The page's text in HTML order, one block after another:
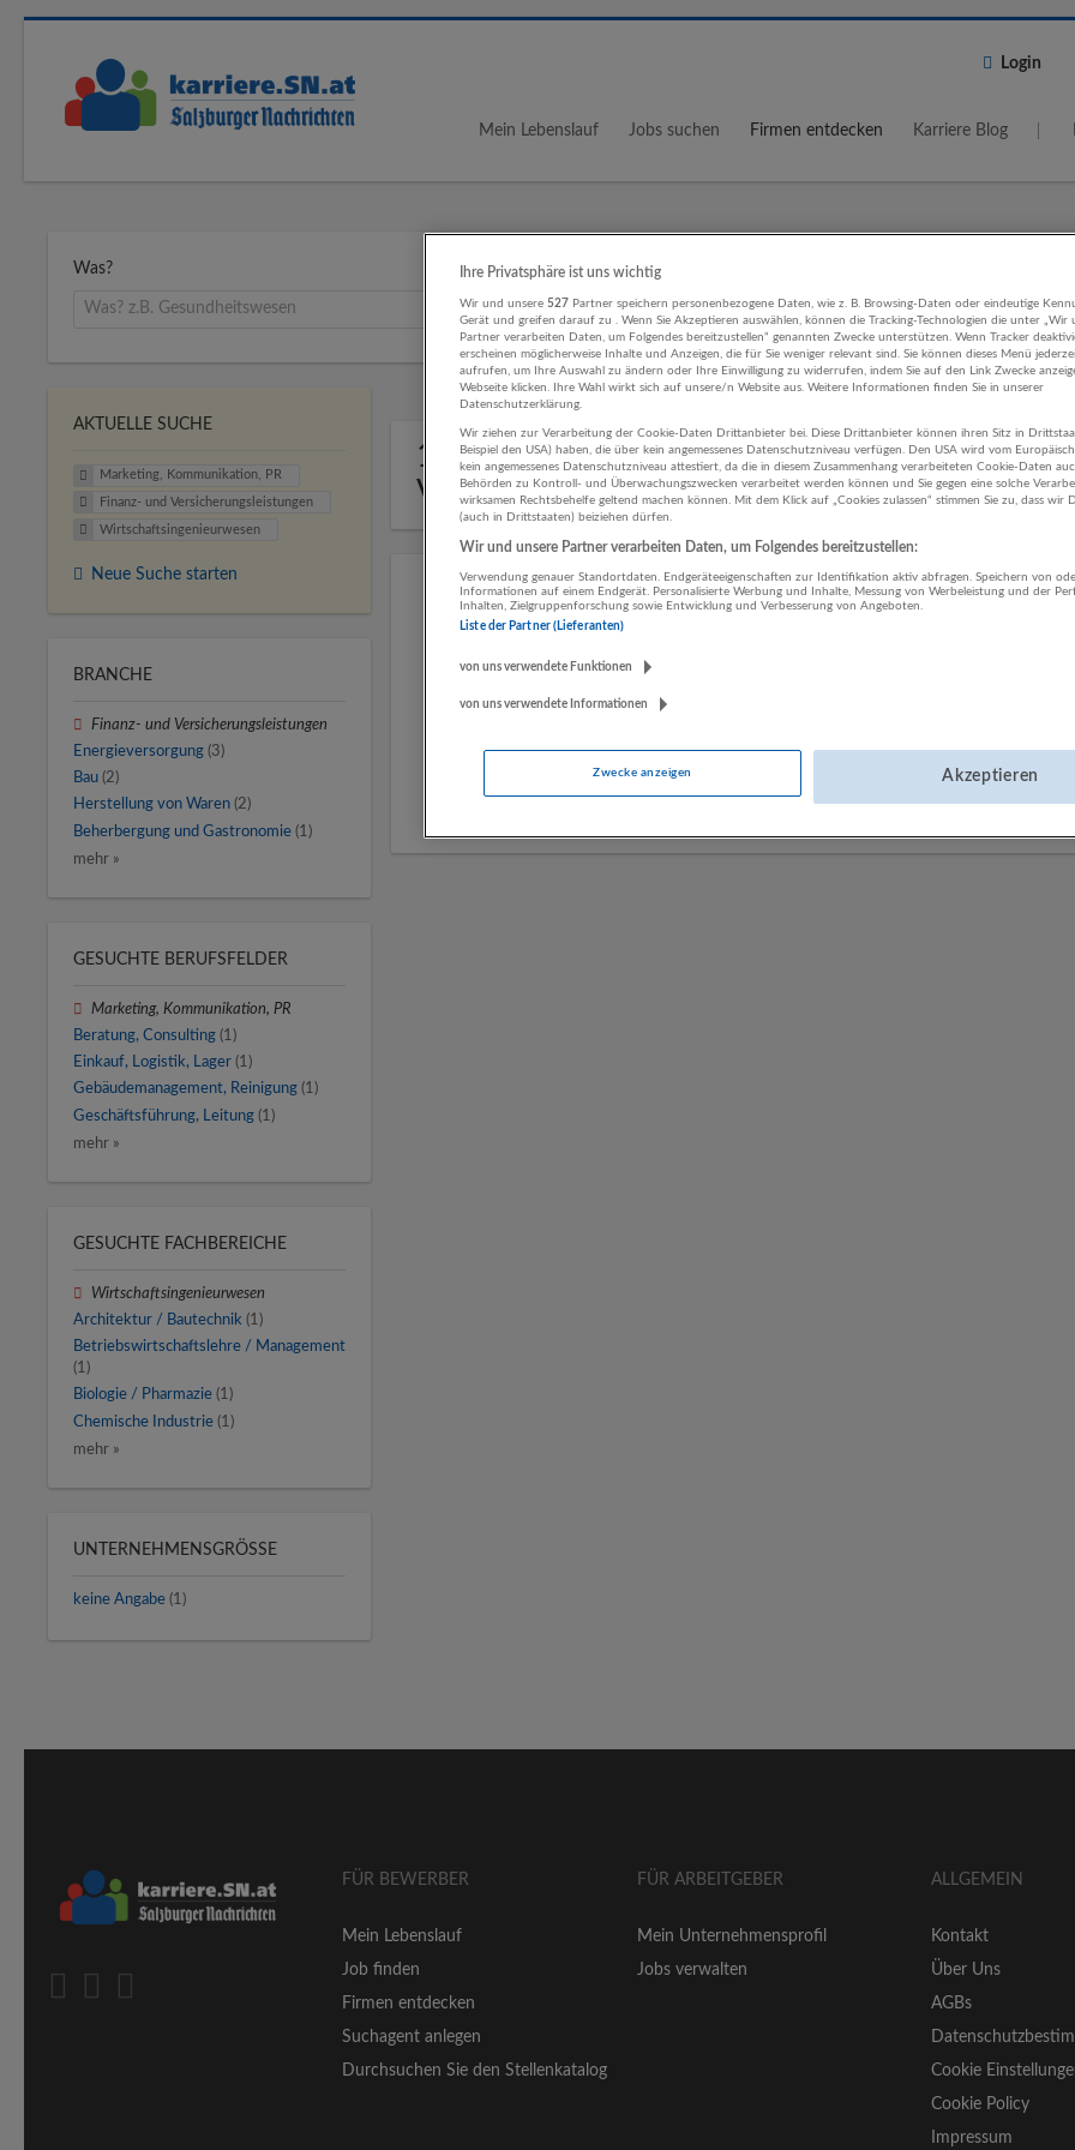
Login
Mein Lebenslauf Jobs suchen Firmen entdecken Karriere Blog
Was? Wo?
5 km
1 Marketing, Kommunikation, PR Finanz-
Versicherungsleistungen Unternehmen
LUGSTEIN CONSULTING
Bergheim bei Salzburg
Gesundheitswesen | Herstellung von Waren | IT-Dienstleistungen |
Öffentliche Verwaltung | Rechtsberatung und Wirtschaftsprüfung |
Sonstige Dienstleistungen | Sozialwesen | Verkehr | Verlagswesen |
AKTUELLE SUCHE
Marketing, Kommunikation, PR
Finanz- und Versicherungsleistungen
Wirtschaftsingenieurwesen
Neue Suche starten
BRANCHE
Finanz- und Versicherungsleistungen
Energieversorgung (3)
Bau (2)
Herstellung von Waren (2)
Beherbergung und Gastronomie (1)
mehr »
GESUCHTE BERUFSFELDER
Marketing, Kommunikation, PR
Beratung, Consulting (1)
Einkauf, Logistik, Lager (1)
Gebäudemanagement, Reinigung (1)
Geschäftsführung, Leitung (1)
mehr »
GESUCHTE FACHBEREICHE
Wirtschaftsingenieurwesen
Architektur / Bautechnik (1)
Betriebswirtschaftslehre / Management
(1)
Biologie / Pharmazie (1)
Chemische Industrie (1)
mehr »
UNTERNEHMENSGRÖSSE
keine Angabe (1)
FÜR BEWERBER
Mein Lebenslauf
Job finden
Firmen entdecken
Suchagent anlegen
Durchsuchen Sie den Stellenkatalog
FÜR ARBEITGEBER
Mein Unternehmensprofil
Jobs verwalten
ALLGEMEIN
Kontakt
Über Uns
AGBs
Cookie
Cookie Policy
Impressum
Ihre Privatsphäre ist uns wichtig
Wir und unsere 527 Partner speichern personenbezogene Daten, wie z. B. Browsing-Daten oder eindeutige
Gerät und greifen darauf zu . Wenn Sie Akzeptieren auswählen, können die Tracking-Technologien die unter „Wir
Partner verarbeiten Daten, um Folgendes bereitzustellen“ genannten Zwecke unterstützen. Wenn Tracker
erscheinen möglicherweise Inhalte und Anzeigen, die für Sie weniger relevant sind. Sie können dieses Menü
aufrufen, um Ihre Auswahl zu ändern oder Ihre Einwilligung zu widerrufen, indem Sie auf den Link Zwecke
Webseite klicken. Ihre Wahl wirkt sich auf unsere/n Website aus. Weitere Informationen finden Sie in unserer
Datenschutzerklärung.
Wir ziehen zur Verarbeitung der Cookie-Daten Drittanbieter bei. Diese Drittanbieter können ihren Sitz in
Beispiel den USA) haben, die über kein angemessenes Datenschutzniveau verfügen. Den USA wird vom
kein angemessenes Datenschutzniveau attestiert, da die in diesem Zusammenhang verarbeiteten Cookie-Daten
Behörden zu Kontroll- und Überwachungszwecken verarbeitet werden können und Sie gegen eine solche
wirksamen Rechtsbehelfe geltend machen können. Mit dem Klick auf „Cookies zulassen“ stimmen Sie zu, dass wir
(auch in Drittstaaten) beiziehen dürfen.
Wir und unsere Partner verarbeiten Daten, um Folgendes bereitzustellen:
Verwendung genauer Standortdaten. Endgeräteeigenschaften zur Identifikation aktiv abfragen. Speichern von
Informationen auf einem Endgerät. Personalisierte Werbung und Inhalte, Messung von Werbeleistung und der
Inhalten, Zielgruppenforschung sowie Entwicklung und Verbesserung von Angeboten.
Liste der Partner (Lieferanten)
von uns verwendete Funktionen
von uns verwendete Informationen
Zwecke anzeigen Akzeptieren